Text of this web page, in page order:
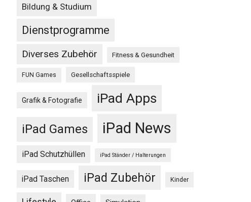
Bildung & Studium
Dienstprogramme
Diverses Zubehör Fitness & Gesundheit
FUN Games Gesellschaftsspiele
Grafik & Fotografie iPad Apps
iPad Games iPad News
iPad Schutzhüllen iPad Ständer / Halterungen
iPad Taschen iPad Zubehör Kinder